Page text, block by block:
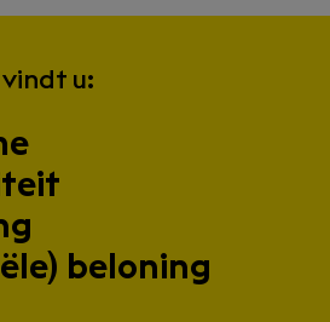
vindt u:
beloning